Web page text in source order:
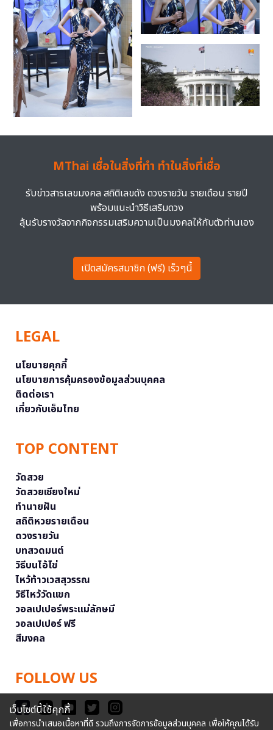
MThai เชื่อในสิ่งที่ทำ ทำในสิ่งที่เชื่อ
รับข่าวสารเลขมงคล สถิติเลขดัง ดวงรายวัน รายเดือน รายปี
พร้อมแนะนำวิธีเสริมดวง
ลุ้นรับรางวัลจากกิจกรรมเสริมความเป็นมงคลให้กับตัวท่านเอง
เปิดสมัครสมาชิก (ฟรี) เร็วๆนี้
LEGAL
นโยบายคุกกี้
นโยบายการคุ้มครองข้อมูลส่วนบุคคล
ติดต่อเรา
เกี่ยวกับเอ็มไทย
TOP CONTENT
วัดสวย
วัดสวยเชียงใหม่
ทำนายฝัน
สถิติหวยรายเดือน
ดวงรายวัน
บทสวดมนต์
วิธีบนไอ้ไข่
ไหว้ท้าวเวสสุวรรณ
วิธีไหว้วัดแขก
วอลเปเปอร์พระแม่ลักษมี
วอลเปเปอร์ ฟรี
สีมงคล
FOLLOW US
เว็บไซต์นี้ใช้คุกกี้
เพื่อการนำเสนอเนื้อหาที่ดี รวมถึงการจัดการข้อมูลส่วนบุคคล เพื่อให้คุณได้รับ